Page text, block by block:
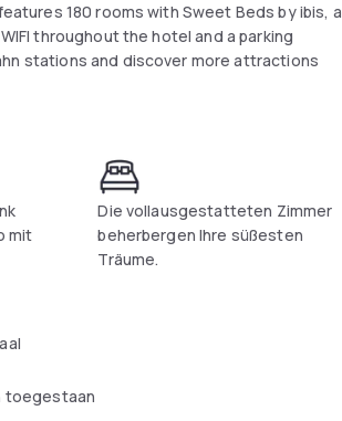
180 rooms with Sweet Beds by ibis, a
throughout the hotel and a parking
stations and discover more attractions
mit
Die vollausgestatteten Zimmer
beherbergen Ihre süßesten
Träume.
toegestaan